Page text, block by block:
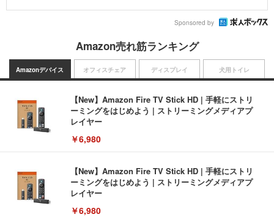
Sponsored by
Amazon売れ筋ランキング
Amazonデバイス
【New】Amazon Fire TV Stick HD | 手軽にストリ
ーミングをはじめよう | ストリーミングメディアプ
レイヤー
￥6,980
【New】Amazon Fire TV Stick HD | 手軽にストリ
ーミングをはじめよう | ストリーミングメディアプ
レイヤー
￥6,980
オフィスチェア ディスプレイ 犬用トイレ